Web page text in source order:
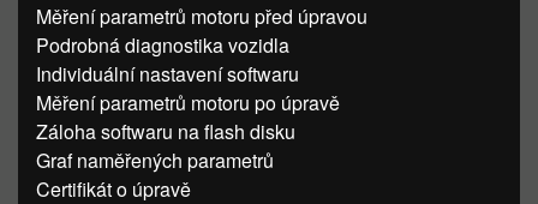
Měření parametrů motoru před úpravou
Podrobná diagnostika vozidla
Individuální nastavení softwaru
Měření parametrů motoru po úpravě
Záloha softwaru na flash disku
Graf naměřených parametrů
Certifikát o úpravě